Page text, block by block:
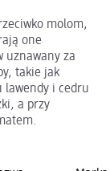
molom,
one
uznawany za
takie jak
lawendy i cedru
a przy